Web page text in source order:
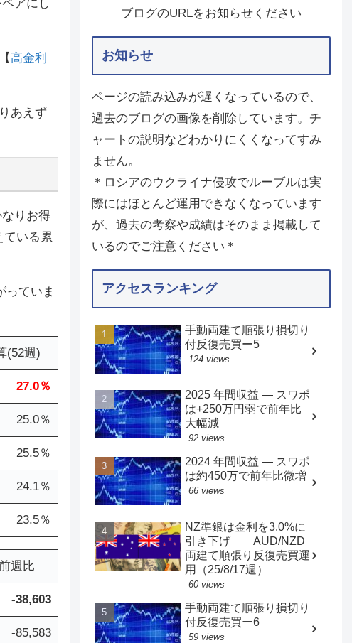
アにし
高金利
あえず
りお得
ている累
っていま
(52週)
27.0％
25.0％
25.5％
24.1％
23.5％
週比
-38,603
-85,583
ブログのURLをお知らせください
お知らせ
ページの読み込みが遅くなっているので、
過去のブログの画像を削除しています。チ
ャートの説明などわかりにくくなってすみ
ません。
＊ロシアのウクライナ侵攻でルーブルは実
際にはほとんど運用できなくなっています
が、過去の考察や成績はそのまま掲載して
いるのでご注意ください＊
アクセスランキング
手動両建て順張り損切り
付反復売買ー5
124 views
2025 年間収益 — スワポ
は+250万円弱で前年比
大幅減
92 views
2024 年間収益 — スワポ
は約450万で前年比微増
66 views
NZ準銀は金利を3.0%に
引き下げ AUD/NZD
両建て順張り反復売買運
用（25/8/17週）
60 views
手動両建て順張り損切り
付反復売買ー6
59 views